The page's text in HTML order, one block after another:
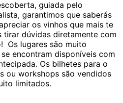
guiada pelo
garantimos que saberás
os vinhos que mais te
tirar dúvidas diretamente com
Os lugares são muito
encontram disponíveis com
Os bilhetes para o
ou workshops são vendidos
limitados.